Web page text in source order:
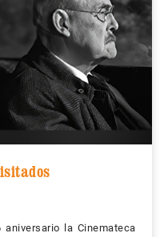
la Cinemateca